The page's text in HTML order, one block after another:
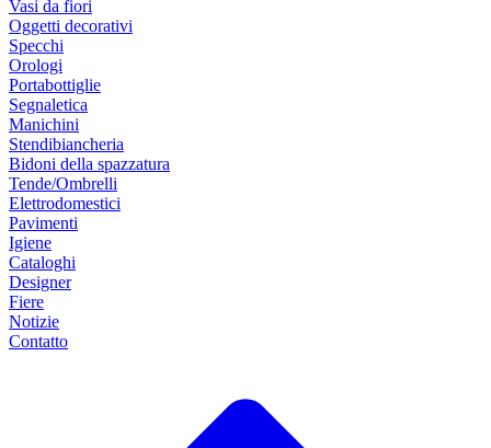
Vasi da fiori
Oggetti decorativi
Specchi
Orologi
Portabottiglie
Segnaletica
Manichini
Stendibiancheria
Bidoni della spazzatura
Tende/Ombrelli
Elettrodomestici
Pavimenti
Igiene
Cataloghi
Designer
Fiere
Notizie
Contatto